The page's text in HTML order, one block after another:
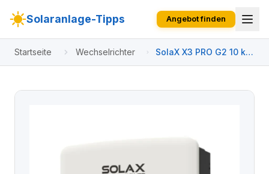
Solaranlage-Tipps Angebot finden
Startseite Wechselrichter
SolaX X3 PRO G2 10 kW
Wechselrichter